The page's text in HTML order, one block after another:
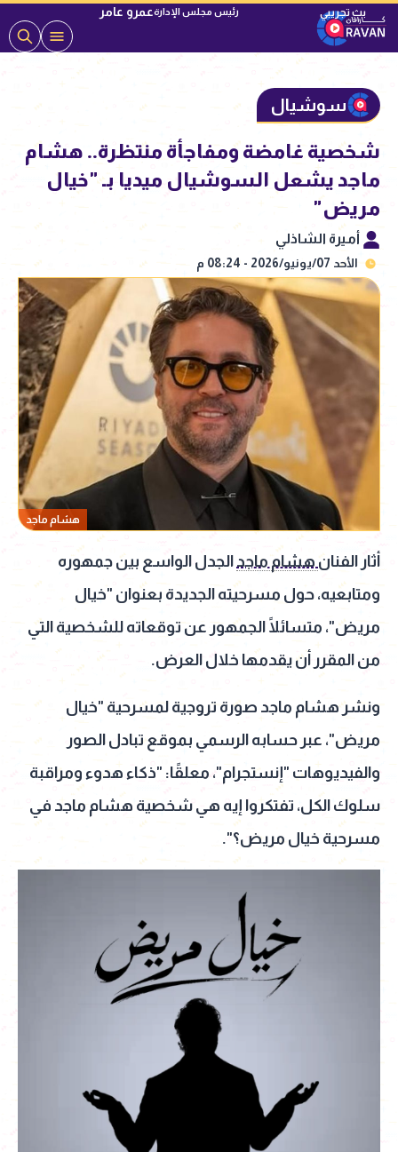
رئيس مجلس الإدارةعمرو عامر
سوشيال
شخصية غامضة ومفاجأة منتظرة.. هشام
ماجد يشعل السوشيال ميديا بـ "خيال
مريض"
أميرة الشاذلي
الأحد 07/يونيو/2026 - 08:24 م
هشام ماجد
أثار الفنان هشام ماجد الجدل الواسع بين جمهوره
ومتابعيه، حول مسرحيته الجديدة بعنوان "خيال
مريض"، متسائلًا الجمهور عن توقعاته للشخصية التي
من المقرر أن يقدمها خلال العرض.
ونشر هشام ماجد صورة تروجية لمسرحية "خيال
مريض"، عبر حسابه الرسمي بموقع تبادل الصور
والفيديوهات "إنستجرام"، معلقًا: "ذكاء هدوء ومراقبة
سلوك الكل، تفتكروا إيه هي شخصية هشام ماجد في
مسرحية خيال مريض؟".